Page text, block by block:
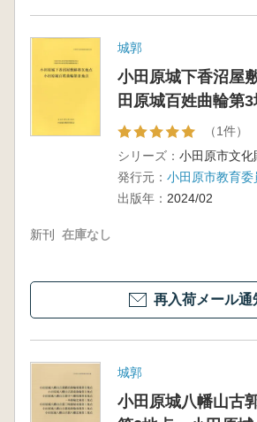
城郭
小田原城下香沼屋
田原城百姓曲輪第3
（1件）
シリーズ：
発行元： 小田原市教育委
出版年： 2024/02
新刊 在庫なし
再入荷メール通
城郭
小田原城八幡山古